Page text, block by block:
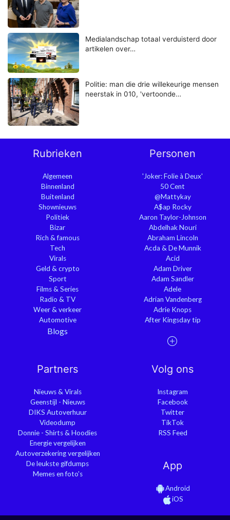
Medialandschap totaal verduisterd door
artikelen over…
Politie: man die drie willekeurige mensen
neerstak in 010, 'vertoonde…
Rubrieken
Algemeen
Binnenland
Buitenland
Shownieuws
Politiek
Bizar
Rich & famous
Tech
Virals
Geld & crypto
Sport
Films & Series
Radio & TV
Weer & verkeer
Automotive
Blogs
Personen
'Joker: Folie à Deux'
50 Cent
@Mattykay
A$ap Rocky
Aaron Taylor-Johnson
Abdelhak Nouri
Abraham Lincoln
Acda & De Munnik
Acid
Adam Driver
Adam Sandler
Adele
Adrian Vandenberg
Adrie Knops
After Kingsday tip
Partners
Nieuws & Virals
Geenstijl - Nieuws
DIKS Autoverhuur
Videodump
Donnie - Shirts & Hoodies
Energie vergelijken
Autoverzekering vergelijken
De leukste gifdumps
Memes en foto's
Volg ons
Instagram
Facebook
Twitter
TikTok
RSS Feed
App
Android
iOS